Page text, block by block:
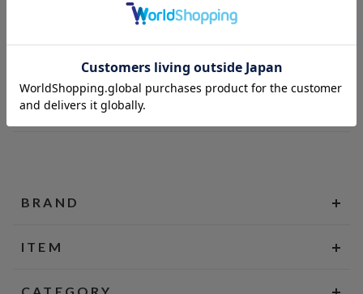
BRAND
ITEM